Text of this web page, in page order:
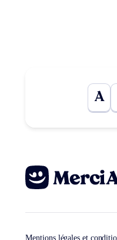
A
Mentions légales et